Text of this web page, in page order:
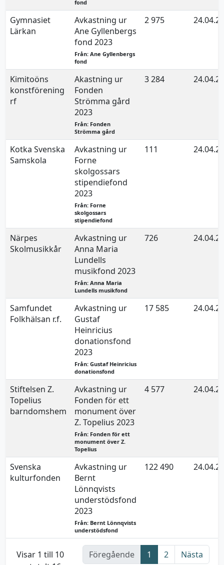
fond
Gymnasiet
Lärkan
Avkastning ur
Ane Gyllenbergs
fond 2023
Från: Ane Gyllenbergs
fond
2 975
Kimitoöns
konstförening
rf
Akastning ur
Fonden
Strömma gård
2023
Från: Fonden
Strömma gård
3 284
Kotka Svenska
Samskola
Avkastning ur
Forne
skolgossars
stipendiefond
2023
Från: Forne
skolgossars
stipendiefond
111
Närpes
Skolmusikkår
Avkastning ur
Anna Maria
Lundells
musikfond 2023
Från: Anna Maria
Lundells musikfond
726
Samfundet
Folkhälsan r.f.
Avkastning ur
Gustaf
Heinricius
donationsfond
2023
Från: Gustaf Heinricius
donationsfond
17 585
Stiftelsen Z.
Topelius
barndomshem
Avkastning ur
Fonden för ett
monument över
Z. Topelius 2023
Från: Fonden för ett
monument över Z.
Topelius
4 577
Svenska
kulturfonden
Avkastning ur
Bernt
Lönnqvists
understödsfond
2023
Från: Bernt Lönnqvists
understödsfond
122 490
Visar 1 till 10
Föregående 1 2 Nästa